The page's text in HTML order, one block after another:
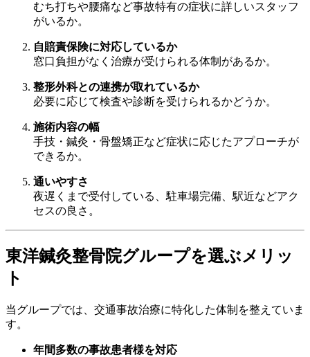
むち打ちや腰痛など事故特有の症状に詳しいスタッフ
がいるか。
自賠責保険に対応しているか
窓口負担がなく治療が受けられる体制があるか。
整形外科との連携が取れているか
必要に応じて検査や診断を受けられるかどうか。
施術内容の幅
手技・鍼灸・骨盤矯正など症状に応じたアプローチが
できるか。
通いやすさ
夜遅くまで受付している、駐車場完備、駅近などアク
セスの良さ。
東洋鍼灸整骨院グループを選ぶメリッ
ト
当グループでは、交通事故治療に特化した体制を整えていま
す。
年間多数の事故患者様を対応